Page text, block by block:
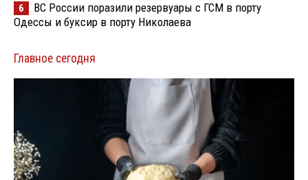
6
ВС России поразили резервуары с ГСМ в порту
Одессы и буксир в порту Николаева
Главное сегодня